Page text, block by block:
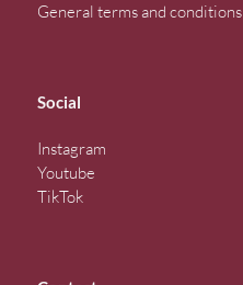
General terms and conditions
Social
Instagram
Youtube
TikTok